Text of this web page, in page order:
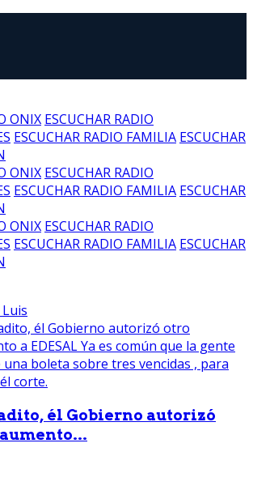
ONIX ESCUCHAR RADIO
ESCUCHAR RADIO FAMILIA ESCUCHAR
ONIX ESCUCHAR RADIO
ESCUCHAR RADIO FAMILIA ESCUCHAR
ONIX ESCUCHAR RADIO
ESCUCHAR RADIO FAMILIA ESCUCHAR
él Gobierno autorizó